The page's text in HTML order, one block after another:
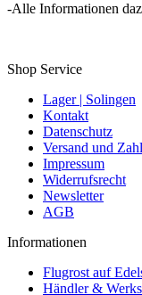
-Alle Informationen
Shop Service
Lager | Solingen
Kontakt
Datenschutz
Versand und
Impressum
Widerrufsrecht
Newsletter
AGB
Informationen
Flugrost auf
Händler &